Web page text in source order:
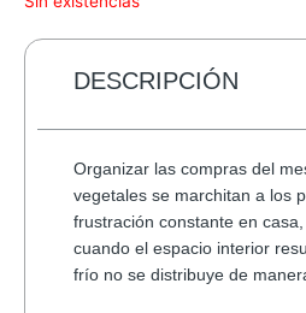
DESCRIPCIÓN
Organizar las compras del
vegetales se marchitan a los
frustración constante en
cuando el espacio interior
frío no se distribuye de